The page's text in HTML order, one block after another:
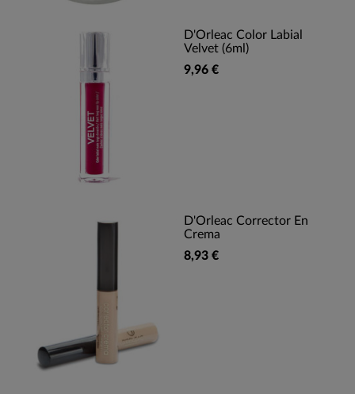
D'Orleac Color Labial
Velvet (6ml)
9,96 €
D'Orleac Corrector En
Crema
8,93 €